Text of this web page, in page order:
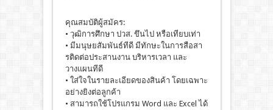
คุณสมบัติผู้สมัคร:
• วุฒิการศึกษา ปวส. ขึนไป หรือเทียบเท่า
• มีมนุษยสัมพันธ์ทีดี มีทักษะในการสือสา
รติดต่อประสานงาน บริหารเวลา และ
วางแผนทีดี
• ใส่ใจในรายละเอียดของสินค้า โดยเฉพาะ
อย่างยิงต่อลูกค้า
• สามารถใช้โปรแกรม Word และ Excel ได้